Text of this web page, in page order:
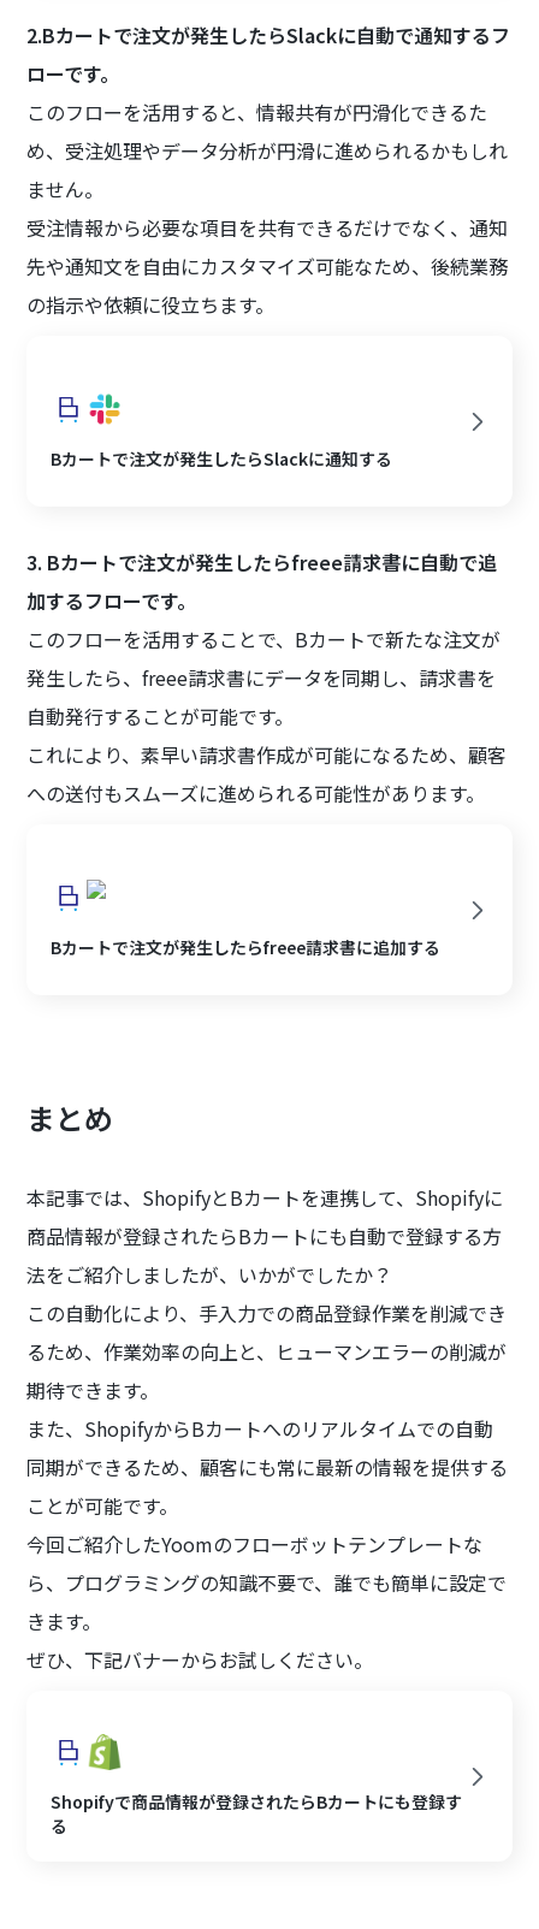
2.Bカートで注文が発生したらSlackに自動で通知するフ
ローです。
このフローを活用すると、情報共有が円滑化できるた
め、受注処理やデータ分析が円滑に進められるかもしれ
ません。
受注情報から必要な項目を共有できるだけでなく、通知
先や通知文を自由にカスタマイズ可能なため、後続業務
の指示や依頼に役立ちます。
Bカートで注文が発生したらSlackに通知する
3. Bカートで注文が発生したらfreee請求書に自動で追
加するフローです。
このフローを活用することで、Bカートで新たな注文が
発生したら、freee請求書にデータを同期し、請求書を
自動発行することが可能です。
これにより、素早い請求書作成が可能になるため、顧客
への送付もスムーズに進められる可能性があります。
Bカートで注文が発生したらfreee請求書に追加する
まとめ
本記事では、ShopifyとBカートを連携して、Shopifyに
商品情報が登録されたらBカートにも自動で登録する方
法をご紹介しましたが、いかがでしたか？
この自動化により、手入力での商品登録作業を削減でき
るため、作業効率の向上と、ヒューマンエラーの削減が
期待できます。
また、ShopifyからBカートへのリアルタイムでの自動
同期ができるため、顧客にも常に最新の情報を提供する
ことが可能です。
今回ご紹介したYoomのフローボットテンプレートな
ら、プログラミングの知識不要で、誰でも簡単に設定で
きます。
ぜひ、下記バナーからお試しください。
Shopifyで商品情報が登録されたらBカートにも登録す
る